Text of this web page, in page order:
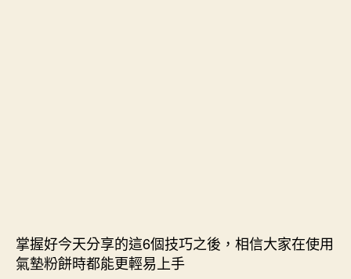
掌握好今天分享的這6個技巧之後，相信大家在使用
氣墊粉餅時都能更輕易上手